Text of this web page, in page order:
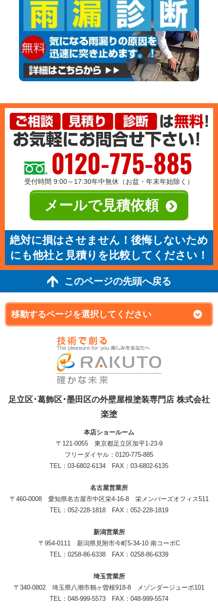
0120-775-885
受付時間 9:00～17:30年中無休（お盆・年末年始除く）
メールで見積依頼
絶対に損はさせません！後悔しないため
にも他社と見積りを比較してください！
このページの先頭へ戻る
足立区･葛飾区･墨田区の外壁屋根塗装専門店 株式会社
楽塗
本店ショールーム
〒121-0055 東京都足立区加平1-23-9
フリーダイヤル：0120-775-885
TEL：03-6802-6134 FAX：03-6802-6135
名古屋営業所
〒460-0008 愛知県名古屋市中区栄4-16-8 栄メンバーズオフィス511
TEL：052-228-1818 FAX：052-228-1819
新潟営業所
〒954-0111 新潟県見附市今町5-34-10 南コーポC
TEL：0258-86-6338 FAX：0258-86-6339
埼玉営業所
〒340-0802 埼玉県八潮市鶴ヶ曽根918-8 メゾンダージューボ101
TEL：048-999-5573 FAX：048-999-5574